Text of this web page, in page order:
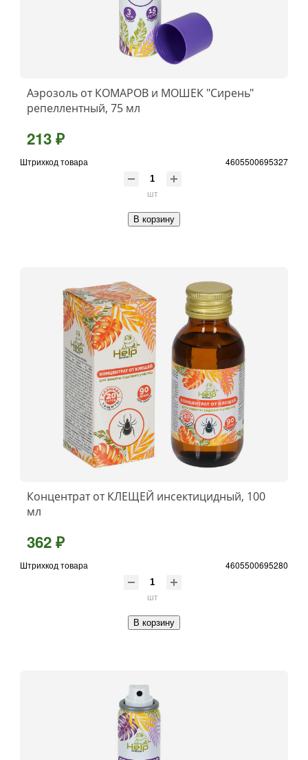
Аэрозоль от КОМАРОВ и МОШЕК "Сирень"
репеллентный, 75 мл
213 ₽
Штрихкод товара 4605500695327
шт
В корзину
Концентрат от КЛЕЩЕЙ инсектицидный, 100
мл
362 ₽
Штрихкод товара 4605500695280
шт
В корзину